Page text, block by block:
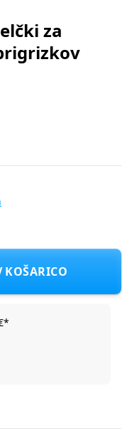
za
ledenih prigrizkov
KOŠARICO